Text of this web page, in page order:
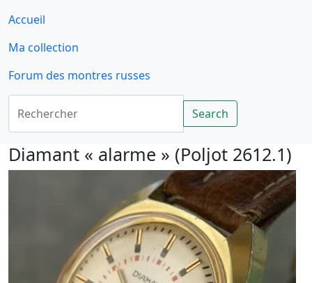
Accueil
Ma collection
Forum des montres russes
Rechercher
Search
Diamant « alarme » (Poljot 2612.1)